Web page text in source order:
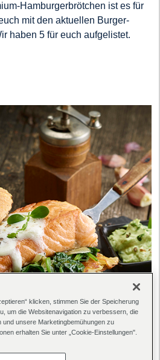
Hamburgerbrötchen ist es für
mit den aktuellen Burger-
haben 5 für euch aufgelistet.
klicken, stimmen Sie der Speicherung
um die Websitenavigation zu verbessern, die
unsere Marketingbemühungen zu
erhalten Sie unter „Cookie-Einstellungen".